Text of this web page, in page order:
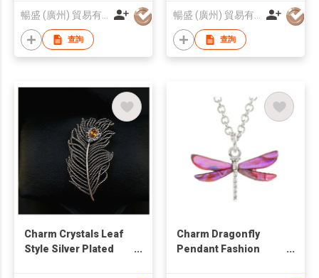
Blossom CS Jewelry
暢盛 (廣州) 貿易有限公司
查詢
暢盛 (廣州) 貿易有限公司
查詢
Charm Crystals Leaf
Style Silver Plated
Charm Dragonfly
Pendant Fashion